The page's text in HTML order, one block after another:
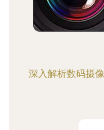
深入解析数码摄